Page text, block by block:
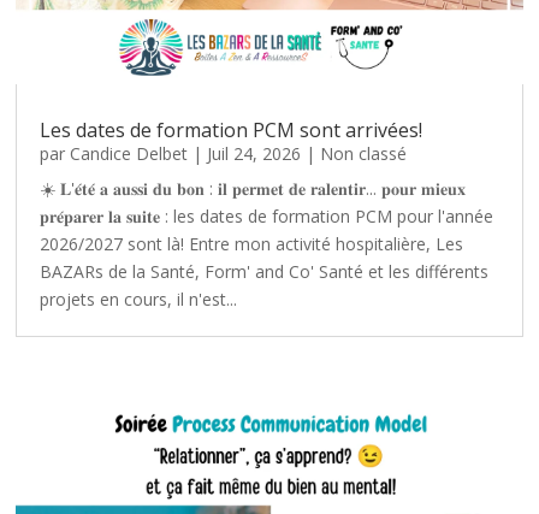
Les dates de formation PCM sont arrivées!
par Candice Delbet | Juil 24, 2026 | Non classé
☀️ 𝐋'𝐞́𝐭𝐞́ 𝐚 𝐚𝐮𝐬𝐬𝐢 𝐝𝐮 𝐛𝐨𝐧 : 𝐢𝐥 𝐩𝐞𝐫𝐦𝐞𝐭 𝐝𝐞 𝐫𝐚𝐥𝐞𝐧𝐭𝐢𝐫... 𝐩𝐨𝐮𝐫 𝐦𝐢𝐞𝐮𝐱
𝐩𝐫𝐞́𝐩𝐚𝐫𝐞𝐫 𝐥𝐚 𝐬𝐮𝐢𝐭𝐞 : les dates de formation PCM pour l'année
2026/2027 sont là! Entre mon activité hospitalière, Les
BAZARs de la Santé, Form' and Co' Santé et les différents
projets en cours, il n'est...